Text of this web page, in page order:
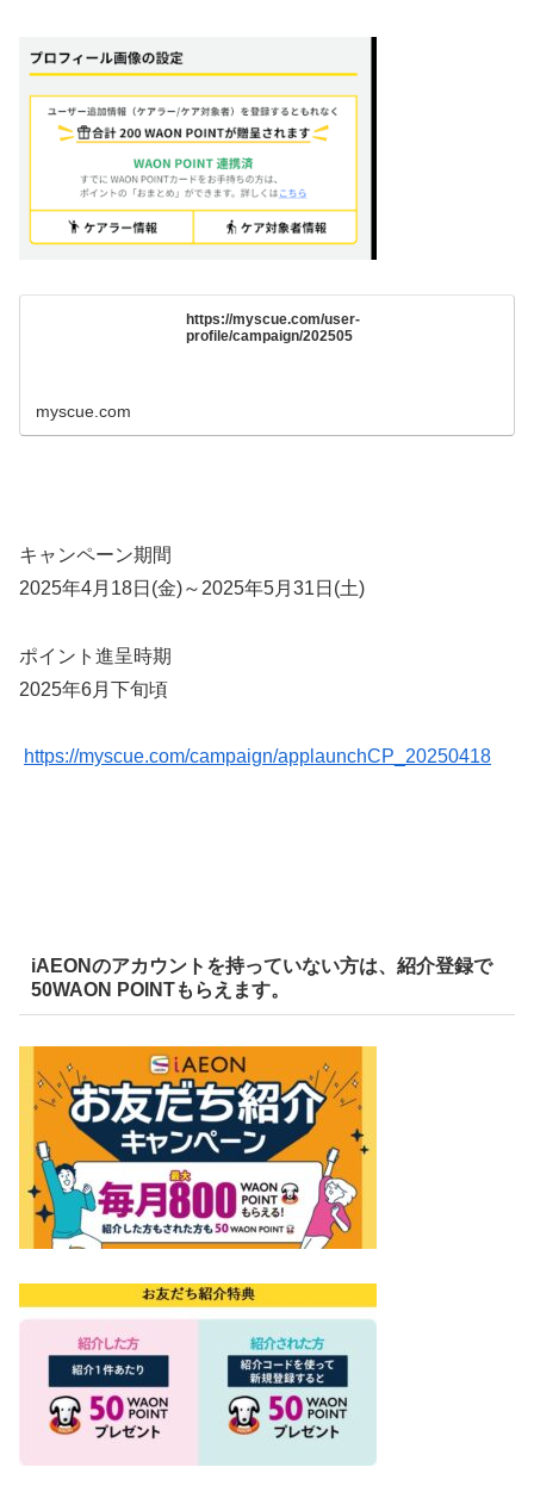
https://myscue.com/user-
profile/campaign/202505
myscue.com
キャンペーン期間
2025年4月18日(金)～2025年5月31日(土)
ポイント進呈時期
2025年6月下旬頃
https://myscue.com/campaign/applaunchCP_20250418
iAEONのアカウントを持っていない方は、紹介登録で
50WAON POINTもらえます。